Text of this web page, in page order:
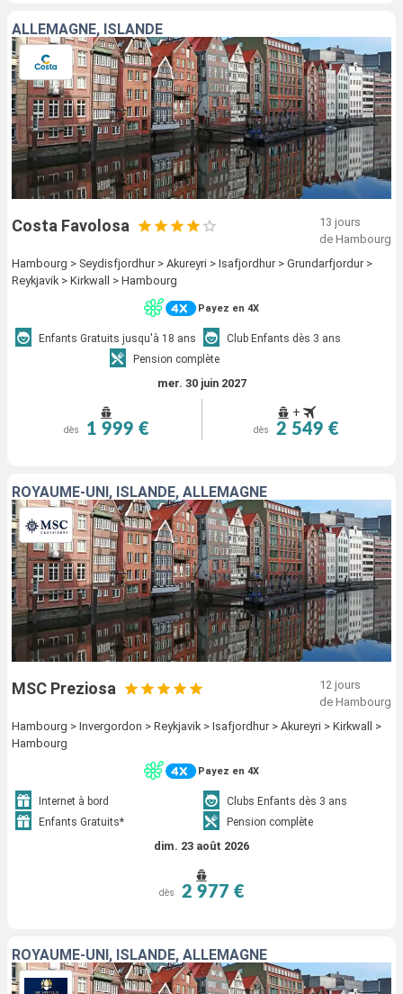
ALLEMAGNE, ISLANDE
Costa Favolosa
13 jours
de Hambourg
Hambourg > Seydisfjordhur > Akureyri > Isafjordhur > Grundarfjordur >
Reykjavik > Kirkwall > Hambourg
Payez en 4X
Enfants Gratuits jusqu'à 18 ans
Club Enfants dès 3 ans
Pension complète
mer. 30 juin 2027
dès 1 999 €
+
dès 2 549 €
ROYAUME-UNI, ISLANDE, ALLEMAGNE
MSC Preziosa
12 jours
de Hambourg
Hambourg > Invergordon > Reykjavik > Isafjordhur > Akureyri > Kirkwall >
Hambourg
Payez en 4X
Internet à bord
Clubs Enfants dès 3 ans
Enfants Gratuits*
Pension complète
dim. 23 août 2026
dès 2 977 €
ROYAUME-UNI, ISLANDE, ALLEMAGNE